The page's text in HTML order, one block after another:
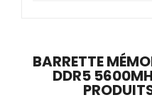
BARRETTE
DDR5